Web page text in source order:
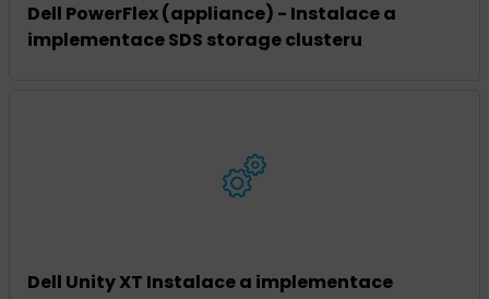
Dell PowerFlex (appliance) - Instalace a
implementace SDS storage clusteru
Dell Unity XT Instalace a implementace